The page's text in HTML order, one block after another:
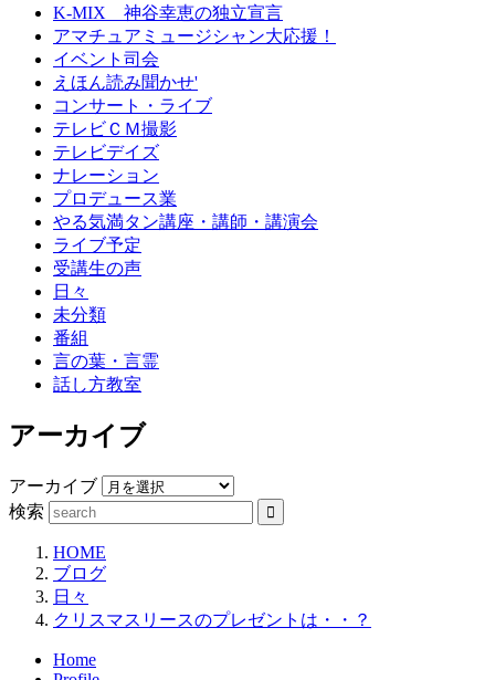
K-MIX 神谷幸恵の独立宣言
アマチュアミュージシャン大応援！
イベント司会
えほん読み聞かせ'
コンサート・ライブ
テレビＣＭ撮影
テレビデイズ
ナレーション
プロデュース業
やる気満タン講座・講師・講演会
ライブ予定
受講生の声
日々
未分類
番組
言の葉・言霊
話し方教室
アーカイブ
アーカイブ
検索
HOME
ブログ
日々
クリスマスリースのプレゼントは・・？
Home